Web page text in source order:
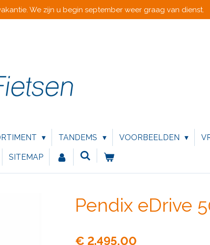
We zijn u begin september weer graag van dienst.
TANDEMS VOORBEELDEN
SITEMAP
Pendix eDrive
€ 2.495,00